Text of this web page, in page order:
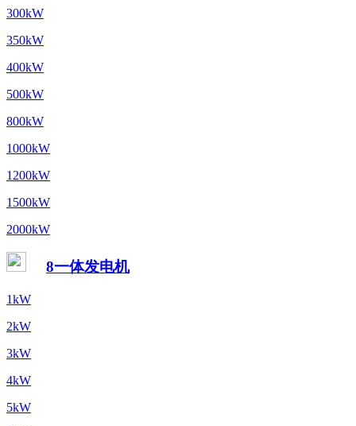
300kW
350kW
400kW
500kW
800kW
1000kW
1200kW
1500kW
2000kW
8一体发电机
1kW
2kW
3kW
4kW
5kW